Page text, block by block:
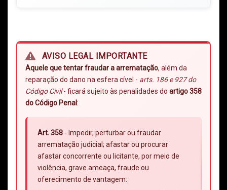
AVISO LEGAL IMPORTANTE
Aquele que tentar fraudar a arrematação, além da
reparação do dano na esfera cível - arts. 186 e 927 do
Código Civil- ficará sujeito às penalidades do artigo 358
do Código Penal:
Art. 358 - Impedir, perturbar ou fraudar
arrematação judicial; afastar ou procurar
afastar concorrente ou licitante, por meio de
violência, grave ameaça, fraude ou
oferecimento de vantagem: